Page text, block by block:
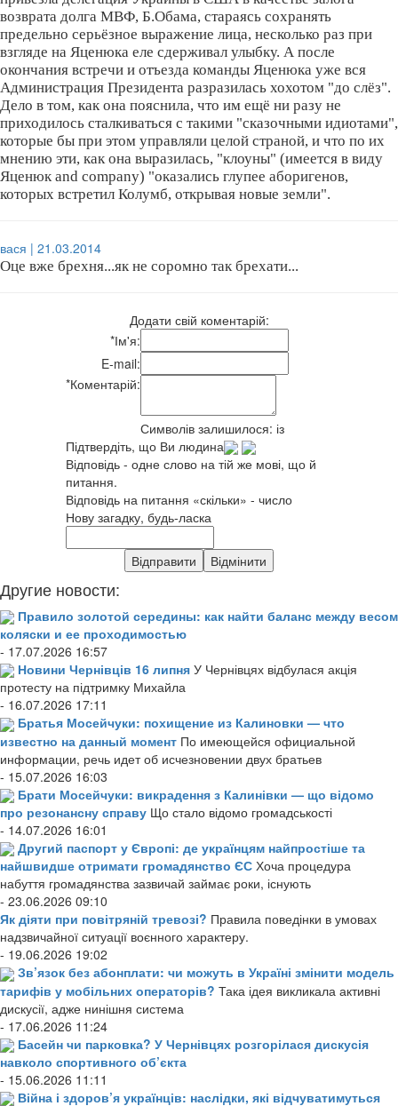
возврата долга МВФ, Б.Обама, стараясь сохранять
предельно серьёзное выражение лица, несколько раз при
взгляде на Яценюка еле сдерживал улыбку. А после
окончания встречи и отъезда команды Яценюка уже вся
Администрация Президента разразилась хохотом "до слёз".
Дело в том, как она пояснила, что им ещё ни разу не
приходилось сталкиваться с такими "сказочными идиoтaми",
которые бы при этом управляли целой страной, и что по их
мнению эти, как она выразилась, "клоуны" (имеется в виду
Яценюк and company) "оказались глупее аборигенов,
которых встретил Колумб, открывая новые земли".
вася | 21.03.2014
Оце вже брехня...як не соромно так брехати...
Додати свій коментарій:
*Ім'я:
E-mail:
*Коментарій:
Символів залишилося: із
Підтвердіть, що Ви людина
Відповідь - одне слово на тій же мові, що й
питання.
Відповідь на питання «скільки» - число
Нову загадку, будь-ласка
Другие новости:
Правило золотой середины: как найти баланс между весом
коляски и ее проходимостью
- 17.07.2026 16:57
Новини Чернівців 16 липня У Чернівцях відбулася акція
протесту на підтримку Михайла
- 16.07.2026 17:11
Братья Мосейчуки: похищение из Калиновки — что
известно на данный момент По имеющейся официальной
информации, речь идет об исчезновении двух братьев
- 15.07.2026 16:03
Брати Мосейчуки: викрадення з Калинівки — що відомо
про резонансну справу Що стало відомо громадськості
- 14.07.2026 16:01
Другий паспорт у Європі: де українцям найпростіше та
найшвидше отримати громадянство ЄС Хоча процедура
набуття громадянства зазвичай займає роки, існують
- 23.06.2026 09:10
Як діяти при повітряній тревозі? Правила поведінки в умовах
надзвичайної ситуації воєнного характеру.
- 19.06.2026 19:02
Зв’язок без абонплати: чи можуть в Україні змінити модель
тарифів у мобільних операторів? Така ідея викликала активні
дискусії, адже нинішня система
- 17.06.2026 11:24
Басейн чи парковка? У Чернівцях розгорілася дискусія
навколо спортивного об’єкта
- 15.06.2026 11:11
Війна і здоров’я українців: наслідки, які відчуватимуться